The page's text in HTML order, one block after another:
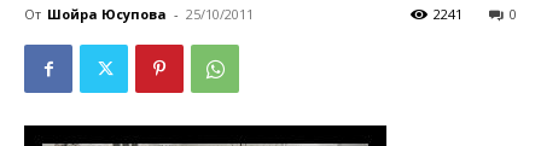
От Шойра Юсупова - 25/10/2011 0
2241